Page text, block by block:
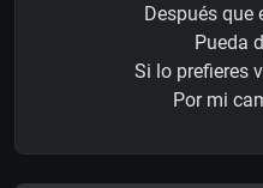
Después que
Pueda
Si lo prefieres
Por mi